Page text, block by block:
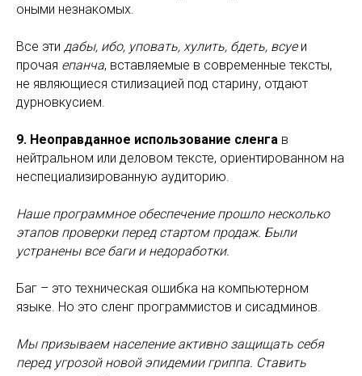
оными незнакомых.
Все эти дабы, ибо, уповать, хулить, бдеть, всуеи
прочая епанча, вставляемые в современные тексты,
не являющиеся стилизацией под старину, отдают
дурновкусием.
9. Неоправданное использование сленга в
нейтральном или деловом тексте, ориентированном на
неспециализированную аудиторию.
Наше программное обеспечение прошло несколько
этапов проверки перед стартом продаж. Были
устранены все баги и недоработки.
Баг – это техническая ошибка на компьютерном
языке. Но это сленг программистов и сисадминов.
Мы призываем население активно защищать себя
перед угрозой новой эпидемии гриппа. Ставить